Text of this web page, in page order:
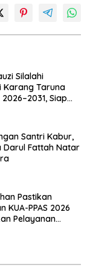
Silalahi
Karang Taruna
Siap
Santri Kabur,
Darul Fattah Natar
Pastikan
KUA-PPAS 2026
Pelayanan